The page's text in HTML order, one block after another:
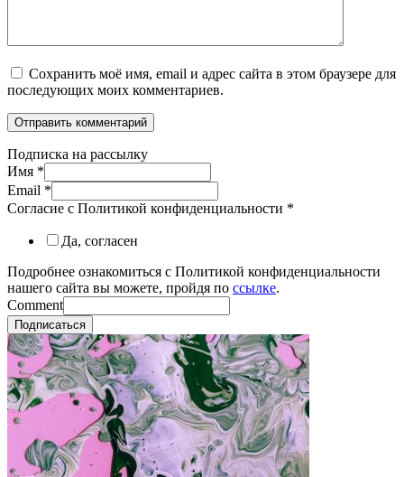
Сохранить моё имя, email и адрес сайта в этом браузере для
последующих моих комментариев.
Подписка на рассылку
Имя *
Email *
Согласие с Политикой конфиденциальности *
Да, согласен
Подробнее ознакомиться с Политикой конфиденциальности
нашего сайта вы можете, пройдя по ссылке.
Comment
Подписаться